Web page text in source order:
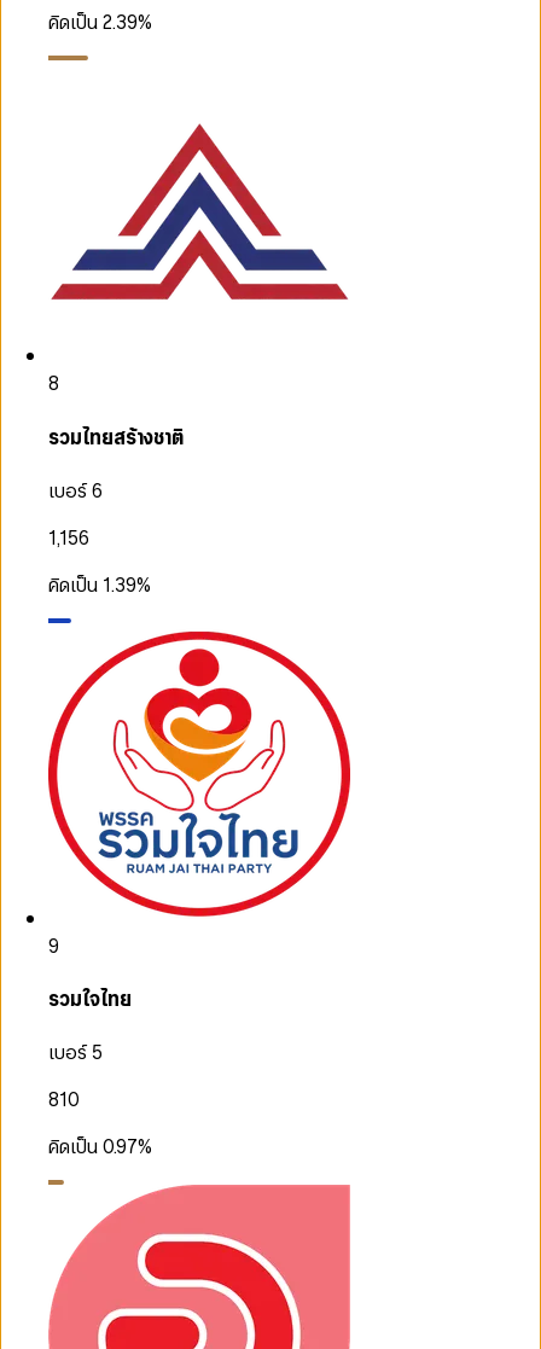
คิดเป็น2.39%
8
รวมไทยสร้างชาติ
เบอร์ 6
1,156
คิดเป็น 1.39%
9
รวมใจไทย
เบอร์ 5
810
คิดเป็น0.97%